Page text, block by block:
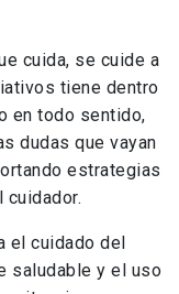
cuida, se cuide a
tiene dentro
en todo sentido,
dudas que vayan
estrategias
cuidador.
el cuidado del
saludable y el uso